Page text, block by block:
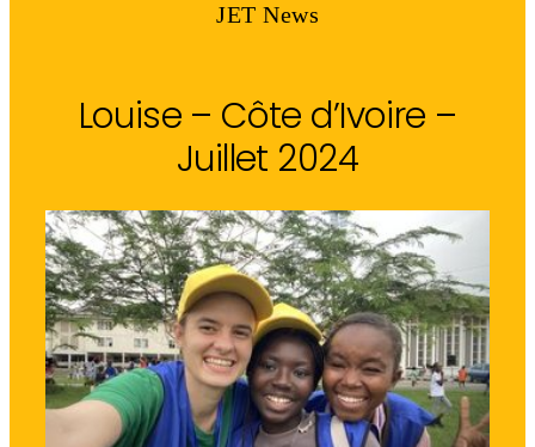
JET News
Louise – Côte d’Ivoire –
Juillet 2024